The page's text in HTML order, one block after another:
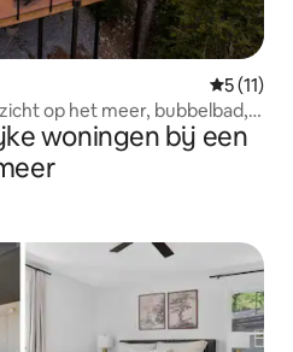
5 (11)
op het meer, bubbelbad,
woningen bij een